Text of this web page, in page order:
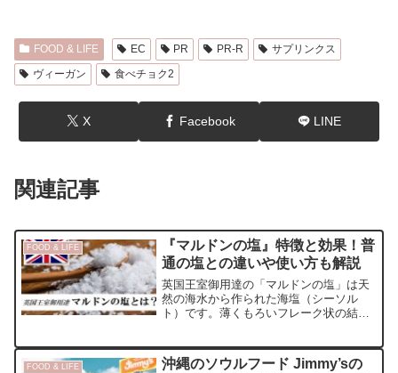
FOOD & LIFE EC PR PR-R
サプリンクス
ヴィーガン
食べチョク2
X Facebook LINE
関連記事
FOOD & LIFE
『マルドンの塩』特徴と効果！普
通の塩との違いや使い方も解説
英国王室御用達の「マルドンの塩」は天
然の海水から作られた海塩（シーソル
ト）です。薄くもろいフレーク状の結晶
豊かな海の風味も特徴です。
FOOD & LIFE
沖縄のソウルフード Jimmy’sの